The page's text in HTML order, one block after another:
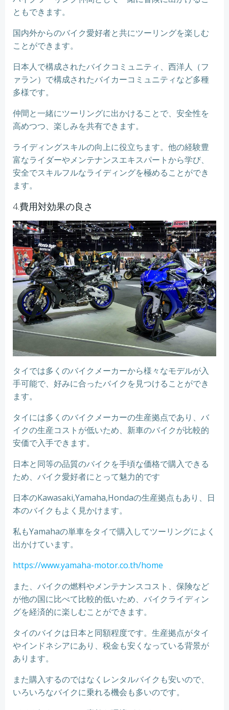
ともできます。
国内外からのバイク愛好者と共にツーリングを楽しむ
ことができます。
日本人で構成されたバイクコミュニティ、西洋人（フ
ァラン）で構成されたバイカーコミュニティなど多種
多様です。
仲間と一緒にツーリングに出かけることで、安全性を
高めつつ、楽しみを共有できます。
ライディングスキルの向上に役立ちます。他の経験豊
富なライダーやメンテナンスエキスパートから学び、
安全でスキルフルなライディングを極めることができ
ます。
4.費用対効果の良さ
タイでは多くのバイクメーカーから様々なモデルが入
手可能で、好みに合ったバイクを見つけることができ
ます。
タイには多くのバイクメーカーの生産拠点であり、バ
イクの生産コストが低いため、新車のバイクが比較的
安価で入手できます。
日本と同等の品質のバイクを手頃な価格で購入できる
ため、バイク愛好者にとって魅力的です
日本のKawasaki,Yamaha,Hondaの生産拠点もあり、日
本のバイクもよく見かけます。
私もYamahaの単車をタイで購入してツーリングによく
出かけています。
https://www.yamaha-motor.co.th/home
また、バイクの燃料やメンテナンスコスト、保険など
が他の国に比べて比較的低いため、バイクライディン
グを経済的に楽しむことができます。
タイのバイクは日本と同額程度です。生産拠点がタイ
やインドネシアにあり、税金も安くなっている背景が
あります。
また購入するのではなくレンタルバイクも安いので、
いろいろなバイクに乗れる機会も多いのです。